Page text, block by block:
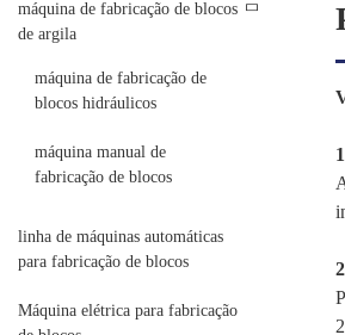
máquina de fabricação de blocos
de argila
máquina de fabricação de
blocos hidráulicos
máquina manual de
fabricação de blocos
linha de máquinas automáticas
para fabricação de blocos
Máquina elétrica para fabricação